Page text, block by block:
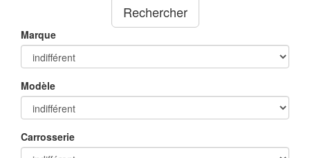
Rechercher
Marque
Modèle
Carrosserie